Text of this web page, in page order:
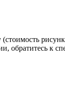
(стоимость
обратитесь к